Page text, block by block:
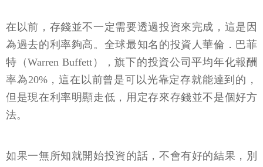
在以前，存錢並不一定需要透過投資來完成，這是因
為過去的利率夠高。全球最知名的投資人華倫．巴菲
特（Warren Buffett），旗下的投資公司平均年化報酬
率為20%，這在以前曾是可以光靠定存就能達到的，
但是現在利率明顯走低，用定存來存錢並不是個好方
法。
如果一無所知就開始投資的話，不會有好的結果，別